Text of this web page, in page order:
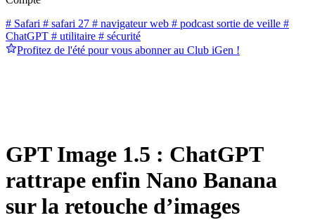
# Safari # safari 27 # navigateur web # podcast sortie de veille #
ChatGPT # utilitaire # sécurité
Profitez de l'été pour vous abonner au Club iGen !
GPT Image 1.5 : ChatGPT
rattrape enfin Nano Banana
sur la retouche d’images